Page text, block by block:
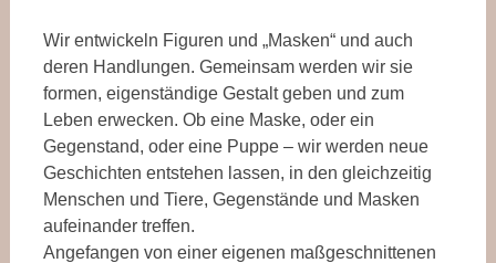
Wir entwickeln Figuren und „Masken“ und auch
deren Handlungen. Gemeinsam werden wir sie
formen, eigenständige Gestalt geben und zum
Leben erwecken. Ob eine Maske, oder ein
Gegenstand, oder eine Puppe – wir werden neue
Geschichten entstehen lassen, in den gleichzeitig
Menschen und Tiere, Gegenstände und Masken
aufeinander treffen.
Angefangen von einer eigenen maßgeschnittenen